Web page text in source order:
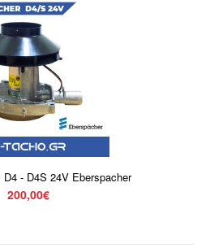
- D4S 24V Eberspacher
200,00€